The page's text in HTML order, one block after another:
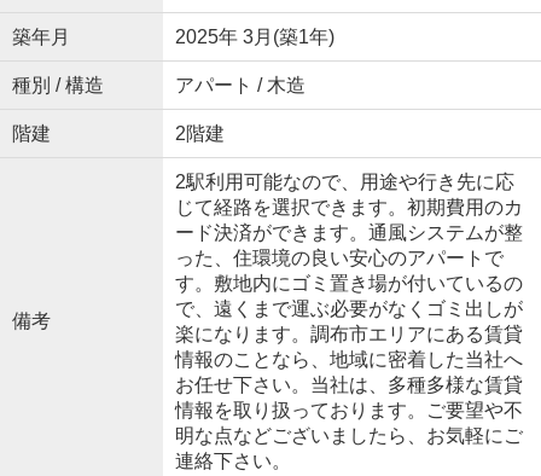
築年月 2025年 3月(築1年)
種別 / 構造 アパート / 木造
階建 2階建
備考
2駅利用可能なので、用途や行き先に応
じて経路を選択できます。初期費用のカ
ード決済ができます。通風システムが整
った、住環境の良い安心のアパートで
す。敷地内にゴミ置き場が付いているの
で、遠くまで運ぶ必要がなくゴミ出しが
楽になります。調布市エリアにある賃貸
情報のことなら、地域に密着した当社へ
お任せ下さい。当社は、多種多様な賃貸
情報を取り扱っております。ご要望や不
明な点などございましたら、お気軽にご
連絡下さい。